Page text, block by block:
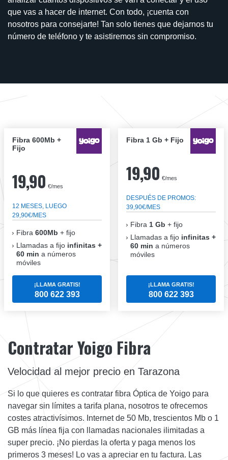
que vas a hacer de internet. Con todo, ¡cuenta con
nosotros para consejarte! Tan solo tienes que dejarnos tu
número de teléfono y te asistiremos sin compromiso.
Fibra 600Mb +
Fijo
19,90 €/mes
12 MESES, LUEGO
29,90€/MES
Fibra 600Mb + fijo
Llamadas a fijo infinitas +
60 min a números
móviles
¡LLAMA GRATIS!
800 622 393
Fibra 1 Gb + Fijo
19,90 €/mes
DESPUÉS DE PROMOS:
39,90€/MES
Fibra 1 Gb + fijo
Llamadas a fijo infinitas +
60 min a números
móviles
¡LLAMA GRATIS!
800 622 393
Contratar Yoigo Fibra
Velocidad al mejor precio en Tarazona
Si lo que quieres es contratar fibra Óptica de Yoigo para
navegar sin límites a tarifa plana, nosotros te ofrecemos
costes atractivísimos. Internet de 50 Mb, trescientos Mb o 1
GB más línea fija con llamadas nacionales ilimitadas a
super precio. ¡No pierdas la oferta y paga menos los
primeros 3 meses! Lo vas a apreciar en tu factura. Las